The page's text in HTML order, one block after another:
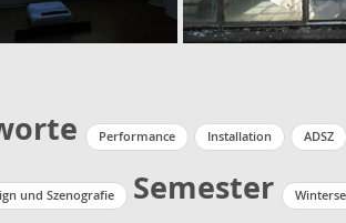
Performance Installation ADSZ
und Szenografie Semester